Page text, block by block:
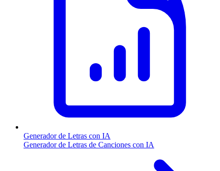
Generador de Letras con IA
Generador de Letras de Canciones con IA